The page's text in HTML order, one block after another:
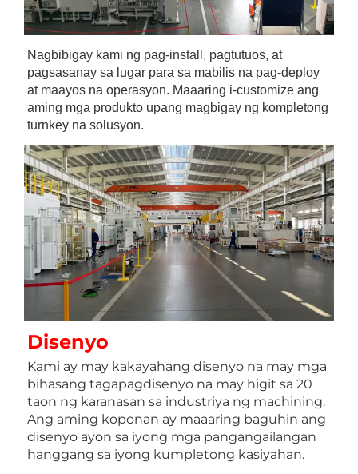
Nagbibigay kami ng pag-install, pagtutuos, at
pagsasanay sa lugar para sa mabilis na pag-deploy
at maayos na operasyon. Maaaring i-customize ang
aming mga produkto upang magbigay ng kompletong
turnkey na solusyon.
Disenyo
Kami ay may kakayahang disenyo na may mga
bihasang tagapagdisenyo na may higit sa 20
taon ng karanasan sa industriya ng machining.
Ang aming koponan ay maaaring baguhin ang
disenyo ayon sa iyong mga pangangailangan
hanggang sa iyong kumpletong kasiyahan.